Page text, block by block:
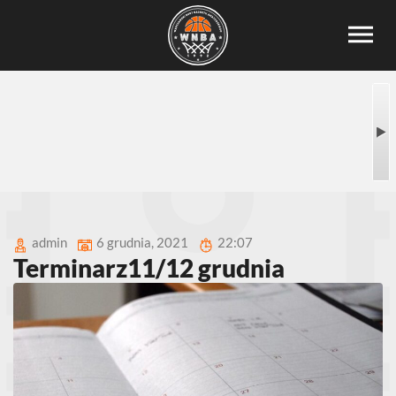
admin 6 grudnia, 2021 22:07
Terminarz11/12 grudnia